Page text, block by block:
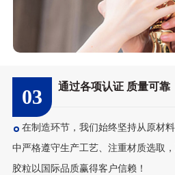
03 通过各项认证 质量可靠
在制造环节，我们始终坚持从原材
中严格遵守生产工艺、注重材质选取
胶粒以国际品质赢得客户信赖！